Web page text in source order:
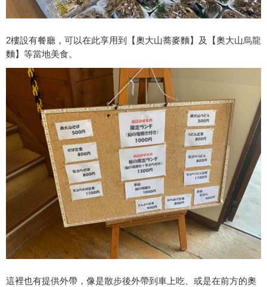
2樓設有餐廳，可以在此享用到【奧大山蕎麥麵】及【奧大山烏龍
麵】等當地美食。
這裡也有提供外帶，像是散步後外帶到車上吃、或是在前方的奧